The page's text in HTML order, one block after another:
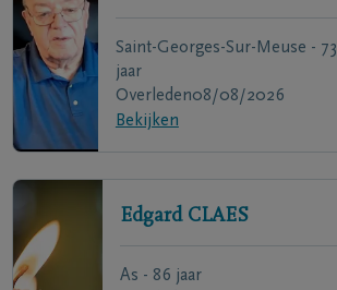
Saint-Georges-Sur-Meuse - 73
jaar
Overleden08/08/2026
Bekijken
Edgard CLAES
As - 86 jaar